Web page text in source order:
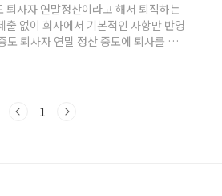
퇴사자 연말정산이라고 해서 퇴직하는
출 없이 회사에서 기본적인 사항만 반영
도 퇴사자 연말 정산 중도에 퇴사를 하
항목 인적공제, 신용카드, 기부금, 의
시면 됩니다. 1. 재취업한 경우 전에 다
징수 영수증을 발급받아 지금 다니는 회
1